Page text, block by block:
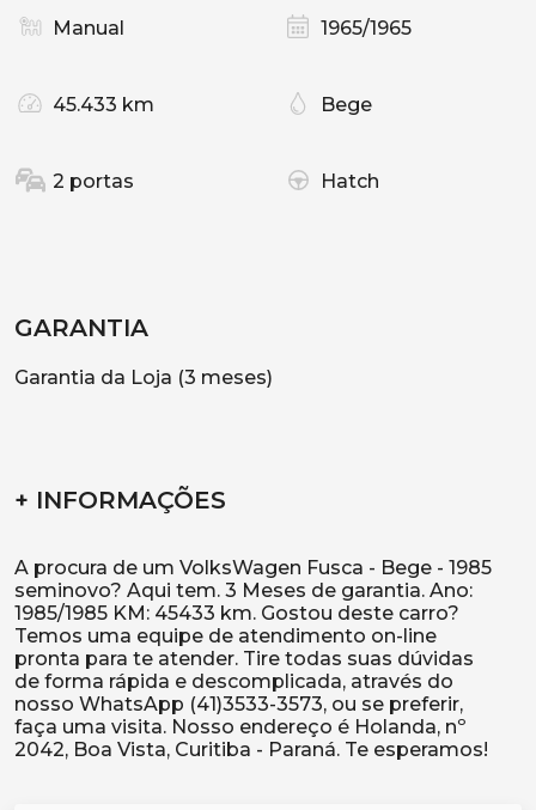
Manual 1965/1965
45.433 km Bege
2 portas Hatch
GARANTIA
Garantia da Loja (3 meses)
+ INFORMAÇÕES
A procura de um VolksWagen Fusca - Bege - 1985
seminovo? Aqui tem. 3 Meses de garantia. Ano:
1985/1985 KM: 45433 km. Gostou deste carro?
Temos uma equipe de atendimento on-line
pronta para te atender. Tire todas suas dúvidas
de forma rápida e descomplicada, através do
nosso WhatsApp (41)3533-3573, ou se preferir,
faça uma visita. Nosso endereço é Holanda, nº